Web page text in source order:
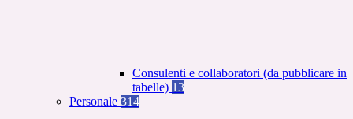
Consulenti e collaboratori (da pubblicare in
tabelle) 13
Personale 314